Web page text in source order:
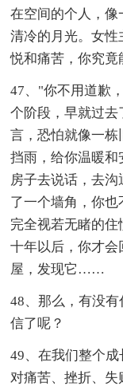
在空间的个人，
清冷的月光。女
悦和痛苦，你究竟
47、"你不用道歉
个阶段，早就过
言，恐怕就像一
挡雨，给你温暖
房子去说话，去
了一个墙角，你
完全视若无睹的
十年以后，你才
屋，发现它……
48、那么，有没
信了呢？
49、在我们整个
对痛苦、挫折、